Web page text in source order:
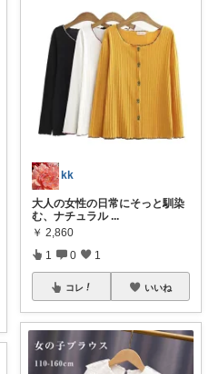
kk
大人の女性の日常にそっと馴染
む、ナチュラル ...
￥ 2,860
1 0 1
コレ いいね